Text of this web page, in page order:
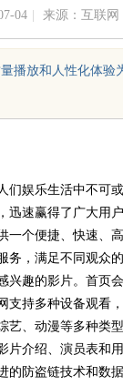
04 来源：互联网
播放和人性化体
们娱乐生活中不可
迅速赢得了广大用
一个便捷、快速、
务，满足不同观众
兴趣的影片。首页
支持多种设备观看
艺、动漫等多种类
片介绍、演员表和
的防盗链技术和数